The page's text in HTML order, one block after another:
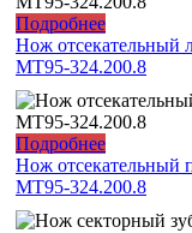
Подробнее
Нож отсекательный
МТ95-324.200.8
Подробнее
Нож отсекательный
МТ95-324.200.8